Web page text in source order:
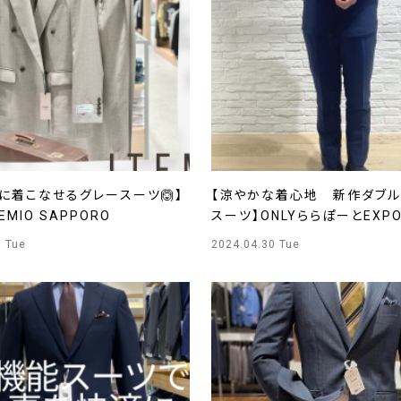
着こなせるグレースーツ🙆】
SAPPORO
Tue
【涼やかな着心地 新作ダブル
スーツ】ONLYららぽーと
2024.04.30 Tue